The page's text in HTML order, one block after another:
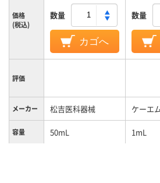
価格
(税込)
数量
カゴへ
数量
評価
メーカー 松吉医科器械 ケーエ
容量 50mL 1mL